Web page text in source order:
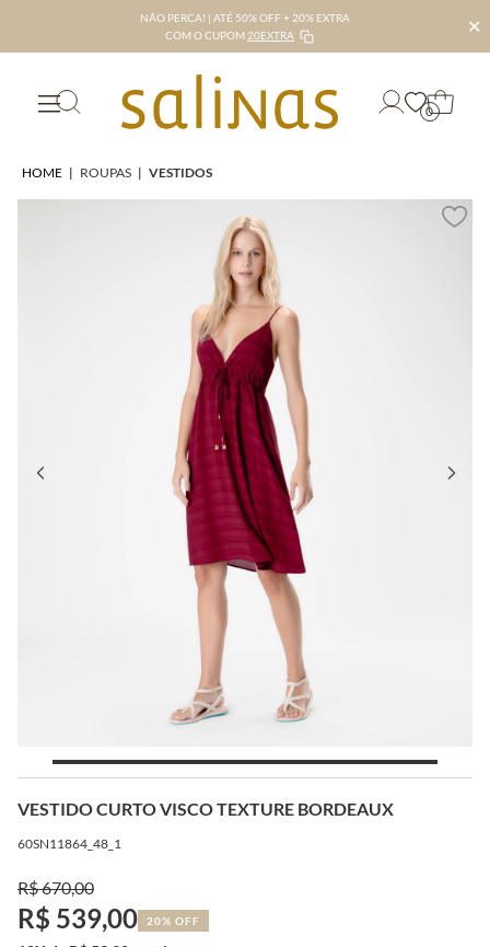
NÃO PERCA! | ATÉ 50% OFF + 20% EXTRA
COM O CUPOM 20EXTRA ✕
0
HOME | ROUPAS | VESTIDOS
VESTIDO CURTO VISCO TEXTURE BORDEAUX
60SN11864_48_1
R$ 670,00
R$ 539,00 20% OFF